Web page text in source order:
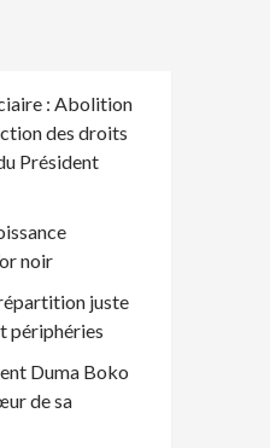
: Abolition
des droits
Président
noir
répartition juste
périphéries
Duma Boko
de sa